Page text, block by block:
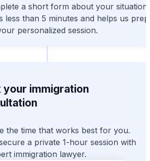
a short form about your
less than 5 minutes and helps us
personalized session.
your immigration
the time that works best for you.
a private 1-hour session with
immigration lawyer.